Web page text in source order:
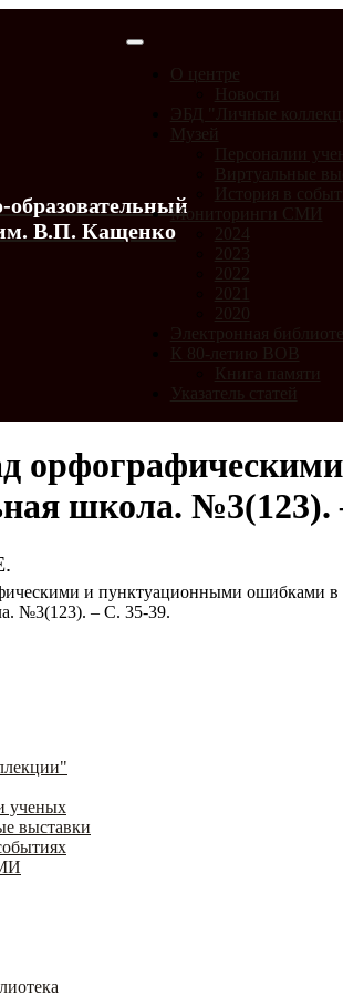
образовательный
В.П. Кащенко
О центре
Новости
ЭБД "Личные
Музей
Персоналии
Виртуальные
История в
Мониторинги СМИ
2024
2023
2022
2021
2020
Электронная
К 80-летию ВОВ
Книга памяти
Указатель статей
школа. №3(123).
и пунктуационными ошибками
№3(123). – С. 35-39.
ученых
выставки